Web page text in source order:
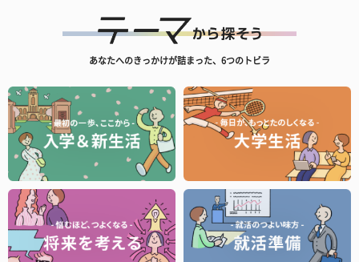
あなたへのきっかけが詰まった、6つのトビラ